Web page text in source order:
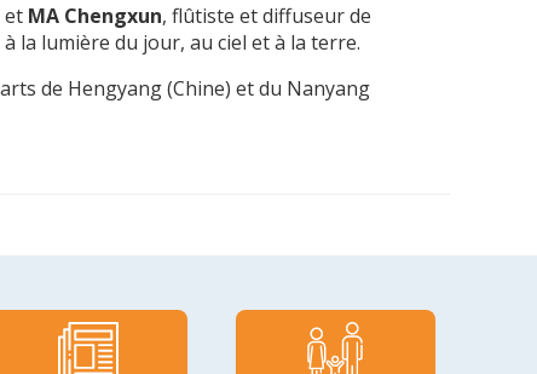
et MA Chengxun, flûtiste et diffuseur de
la lumière du jour, au ciel et à la terre.
de Hengyang (Chine) et du Nanyang